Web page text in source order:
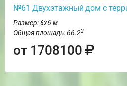
№61 Двухэтажный дом с
Размер: 6х6 м
Общая площадь: 66.22
от 1708100